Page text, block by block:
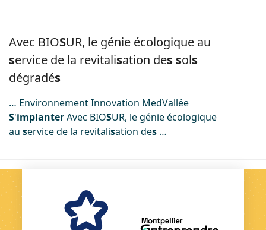
Image
Avec BIOSUR, le génie écologique au
service de la revitalisation des sols
dégradés
… Environnement Innovation MedVallée
S'implanterAvec BIOSUR, le génie écologique
au service de la revitalisation des …